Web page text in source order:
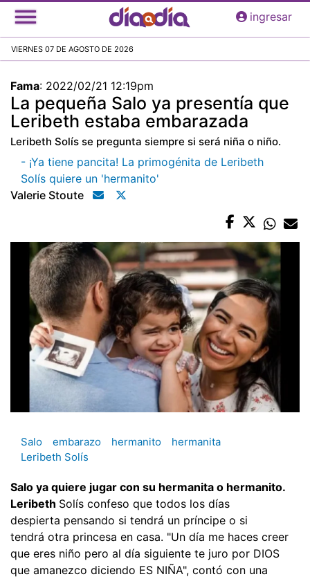
Pasar
al
principal
ingresar
VIERNES 07 DE AGOSTO DE 2026
Fama: 2022/02/21 12:19pm
La pequeña Salo ya presentía que
Leribeth estaba embarazada
Leribeth Solís se pregunta siempre si será niña o niño.
- ¡Ya tiene pancita! La primogénita de Leribeth
Solís quiere un 'hermanito'
Valerie Stoute
Salo embarazo hermanito
hermanita
Leribeth Solís
Salo ya quiere jugar con su hermanita o hermanito.
Leribeth Solís confeso que todos los días
despierta pensando si tendrá un príncipe o si
tendrá otra princesa en casa. "Un día me haces creer
que eres niño pero al día siguiente te juro por DIOS
que amanezco diciendo ES NIÑA", contó con una